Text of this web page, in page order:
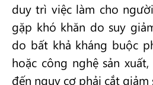
duy trì việc làm cho
gặp khó khăn do suy
do bất khả kháng buộc
hoặc công nghệ sản
đến nguy cơ phải cắt